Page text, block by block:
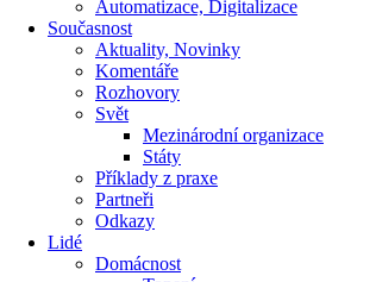
Automatizace, Digitalizace
Současnost
Aktuality, Novinky
Komentáře
Rozhovory
Svět
Mezinárodní organizace
Státy
Příklady z praxe
Partneři
Odkazy
Lidé
Domácnost